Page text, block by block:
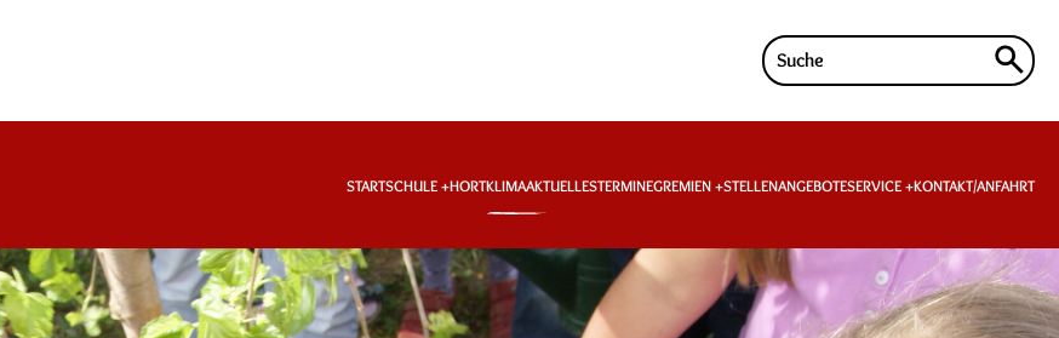
Suche
nach:
STARTSCHULE HORTKLIMAAKTUELLESTERMINEGREMIEN STELLENANGEBOTESERVICE KONTAKT/ANFAHRT